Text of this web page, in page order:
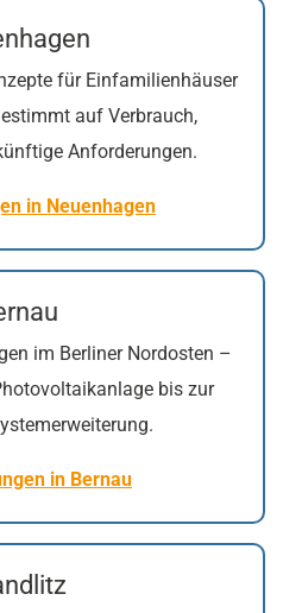
für Einfamilienhäuser
auf Verbrauch,
Anforderungen.
in Neuenhagen
im Berliner Nordosten –
bis zur
in Bernau